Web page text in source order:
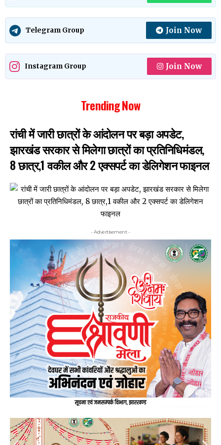
Telegram Group Join Now
Instagram Group Join Now
Trending Now
रांची में जारी छात्रों के आंदोलन पर बड़ा अपडेट,
झारखंड सरकार से मिलेगा छात्रों का प्रतिनिधिमंडल,
8 छात्र,1 वकील और 2 एक्सपर्ट का डेलिगेशन फाइनल
- Advertisement -